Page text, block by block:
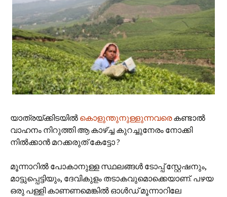
യാത്രയ്ക്കിടയില്‍ കൊളുന്തുനുള്ളുന്നവരെകണ്ടാല്‍
വാഹനം നിറുത്തി ആ കാഴ്ച്ച കുറച്ചുനേരം നോക്കി
നില്‍ക്കാന്‍ മറക്കരുത് കേട്ടോ ?
മൂന്നാറില്‍ പോകാനുള്ള സ്ഥലങ്ങള്‍ ടോപ്പ് സ്റ്റേഷനും,
മാട്ടുപ്പെട്ടിയും, ദേവികുളം തടാകവുമൊക്കെയാണ്. പഴയ
ഒരു പള്ളി കാണണമെങ്കില്‍ ഓള്‍ഡ് മൂന്നാറിലേ